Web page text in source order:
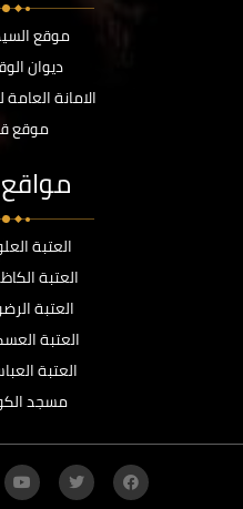
موقع
ديوان
الامانة
موقع
العتبة
العتبة
العتبة
العتبة
العتبة
مسجد